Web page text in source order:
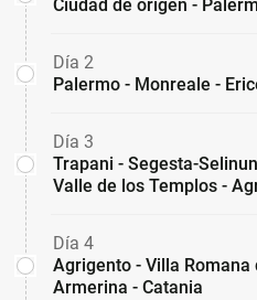
Ciudad de origen -
Día 2
Palermo - Monreale -
Día 3
Trapani - Segesta-
Valle de los Templos -
Día 4
Agrigento - Villa Romana
Armerina - Catania